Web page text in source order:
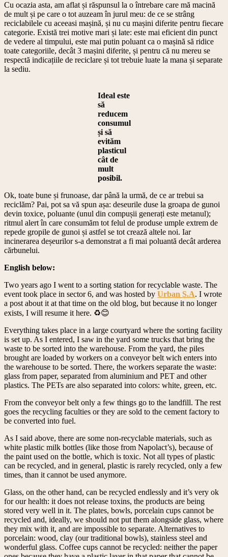
Cu ocazia asta, am aflat și răspunsul la o întrebare care mă macină
de mult și pe care o tot auzeam în jurul meu: de ce se strâng
reciclabilele cu aceeasi mașină, și nu cu mașini diferite pentru fiecare
categorie. Există trei motive mari și late: este mai eficient din punct
de vedere al timpului, este mai putin poluant ca o mașină să ridice
toate categoriile, decât 3 mașini diferite, și pentru că nu mereu se
respectă indicațiile de reciclare și tot trebuie luate la mana și separate
la sediu.
Ideal este
să
reducem
consumul
și să
evităm
plasticul
cât de
mult
posibil.
Ok, toate bune și frunoase, dar până la urmă, de ce ar trebui sa
reciclăm? Pai, pot sa vă spun așa: deseurile duse la groapa de gunoi
devin toxice, poluante (unul din compușii generați este metanul);
ritmul alert în care consumăm tot felul de produse umple extrem de
repede gropile de gunoi și astfel se tot crează altele noi. Iar
incinerarea deșeurilor s-a demonstrat a fi mai poluantă decât arderea
cărbunelui.
English below:
Two years ago I went to a sorting station for recyclable waste. The
event took place in sector 6, and was hosted by Urban S.A. I wrote
a post about it at that time on the old blog, but because it no longer
exists, I will resume it here. ♻️😊
Everything takes place in a large courtyard where the sorting facility
is set up. As I entered, I saw in the yard some trucks that bring the
waste to be sorted into the warehouse. From the yard, the piles
brought are loaded by workers on a conveyor belt wich enters into
the warehouse to be sorted. There, the workers separate the waste:
glass from paper, separated from aluminium and PET and other
plastics. The PETs are also separated into colors: white, green, etc.
From the conveyor belt only a few things go to the landfill. The rest
goes the recycling faculties or they are sold to the cement factory to
be converted into fuel.
As I said above, there are some non-recyclable materials, such as
white plastic milk bottles (like those from Napolact’s), because of
the paint used on the bottle, which is toxic. Not all types of plastic
can be recycled, and in general, plastic is rarely recycled, only a few
times, than it cannot be used anymore.
Glass, on the other hand, can be recycled endlessly and it’s very ok
for our health: it does not release toxins, the products are being
stored very well in it. The plates, bowls, porcelain cups cannot be
recycled and, ideally, we should not put them alongside glass, where
they mix with it, and are impossible to separate. Alternatives to
porcelain: wood, clay (our traditional bowls), stainless steel and
wonderful glass. Coffee cups cannot be recycled: neither the paper